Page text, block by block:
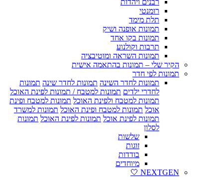
רומנטי
תלת מימד
תמונות אופנה ושיק
תמונות בקו אחד
תרבות וקולנוע
תמונות השראה ומוטיבציה
הקיר שלי – תמונות בהתאמה אישית
תמונות לפי חדר
תמונות לחדר השינה תמונות לחדר שינה תמונות
לחדרי ילדים תמונות למטבח / תמונות לפינת האוכל
תמונות למטבח ולפינת האוכל תמונות למטבח ופינת
אוכל תמונות למטבח ופינת האוכל תמונות למשרד
תמונות לפינת אוכל תמונות לפינת האוכל תמונות
לסלון
שלשות
זוגות
בודדות
מיוחדים
NEXTGEN 🤍